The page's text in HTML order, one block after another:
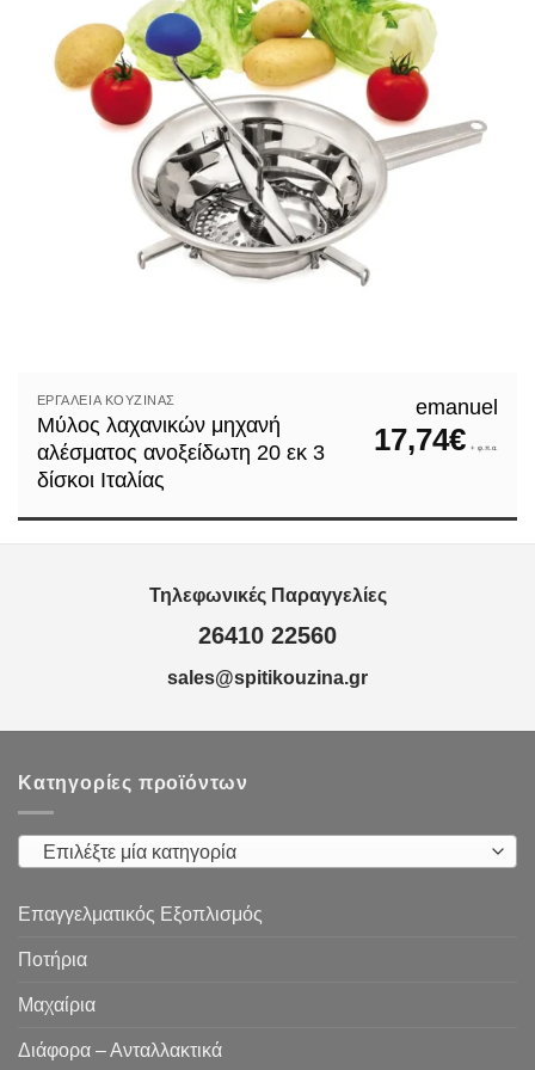
ΕΡΓΑΛΕΊΑ ΚΟΥΖΊΝΑΣ
Μύλος λαχανικών μηχανή
αλέσματος ανοξείδωτη 20 εκ 3
δίσκοι Ιταλίας
emanuel
17,74€ + φ.π.α.
Τηλεφωνικές Παραγγελίες
26410 22560
sales@spitikouzina.gr
Κατηγορίες προϊόντων
Επιλέξτε μία κατηγορία
Επαγγελματικός Εξοπλισμός
Ποτήρια
Μαχαίρια
Διάφορα – Ανταλλακτικά